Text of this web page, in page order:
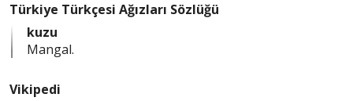
Türkiye Türkçesi Ağızları Sözlüğü
kuzu
Mangal.
Vikipedi